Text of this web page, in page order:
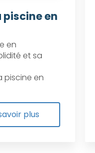
piscine en
en
et sa
piscine en
plus